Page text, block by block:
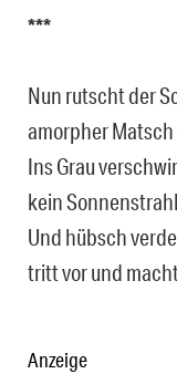
***
Nun rutscht der
amorpher Matsch
Ins Grau
kein
Und hübsch
tritt vor und
Anzeige